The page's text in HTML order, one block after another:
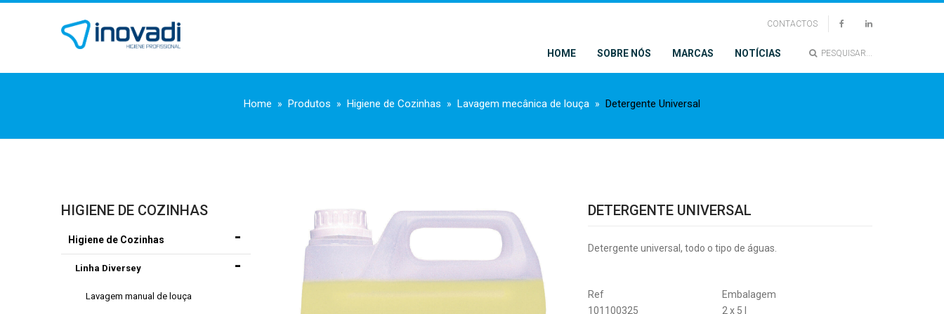
CONTACTOS
PESQUISAR...
HOME SOBRE NÓS MARCAS NOTÍCIAS
Home Produtos Higiene de Cozinhas Lavagem mecânica de louça Detergente Universal
HIGIENE DE COZINHAS
Higiene de Cozinhas
Linha Diversey
Lavagem manual de louça
DETERGENTE UNIVERSAL
Detergente universal, todo o tipo de águas.
Ref
Embalagem
101100325
2 x 5 l